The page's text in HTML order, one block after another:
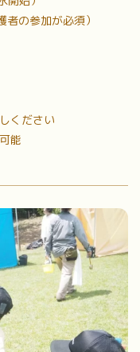
の参加が必須）
ください
能